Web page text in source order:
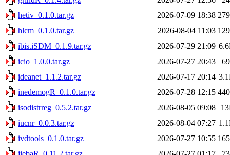
hetiv_0.1.0.tar.gz
2026-07-09 18:38
hlcm_0.1.0.tar.gz
2026-08-04 11:03
ibis.iSDM_0.1.9.tar.gz
2026-07-29 21:09
icio_1.0.0.tar.gz
2026-07-27 20:43
ideanet_1.1.2.tar.gz
2026-07-17 20:14
inedemogR_0.1.0.tar.gz
2026-07-28 12:15
isodistrreg_0.5.2.tar.gz
2026-08-05 09:08
iucnr_0.0.3.tar.gz
2026-08-04 07:27
ivdtools_0.1.0.tar.gz
2026-07-27 10:55